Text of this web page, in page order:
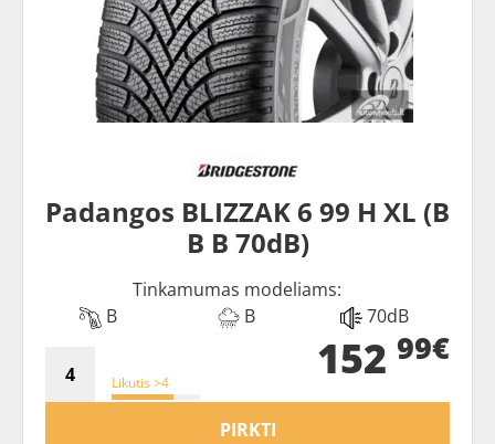
Padangos BLIZZAK 6 99 H XL (B
B B 70dB)
Tinkamumas modeliams:
B
B 70dB
Likutis >4 152 99€
PIRKTI